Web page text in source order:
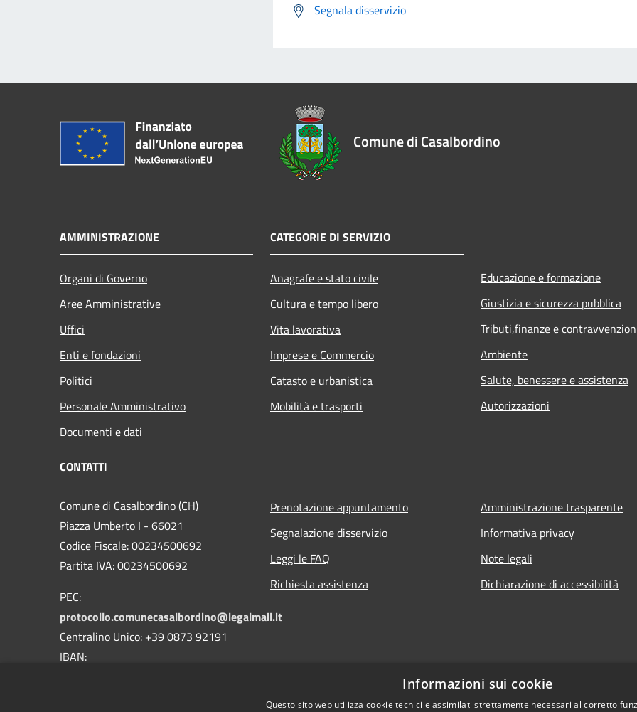
Segnala disservizio
Comune di Casalbordino
AMMINISTRAZIONE
Organi di Governo
Aree Amministrative
Uffici
Enti e fondazioni
Politici
Personale Amministrativo
Documenti e dati
CATEGORIE DI SERVIZIO
Anagrafe e stato civile
Cultura e tempo libero
Vita lavorativa
Imprese e Commercio
Catasto e urbanistica
Mobilità e trasporti
Educazione e formazione
Giustizia e sicurezza pubblica
Tributi,finanze e
Ambiente
Salute, benessere e assistenza
Autorizzazioni
CONTATTI
Comune di Casalbordino (CH)
Piazza Umberto I - 66021
Codice Fiscale: 00234500692
Partita IVA: 00234500692
PEC:
protocollo.comunecasalbordino@legalmail.it
Centralino Unico: +39 0873 92191
IBAN:
Prenotazione appuntamento
Segnalazione disservizio
Leggi le FAQ
Richiesta assistenza
Amministrazione trasparente
Informativa privacy
Note legali
Dichiarazione di accessibilità
Informazioni sui cookie
Questo sito web utilizza cookie tecnici e assimilati strettamente necessari al corretto